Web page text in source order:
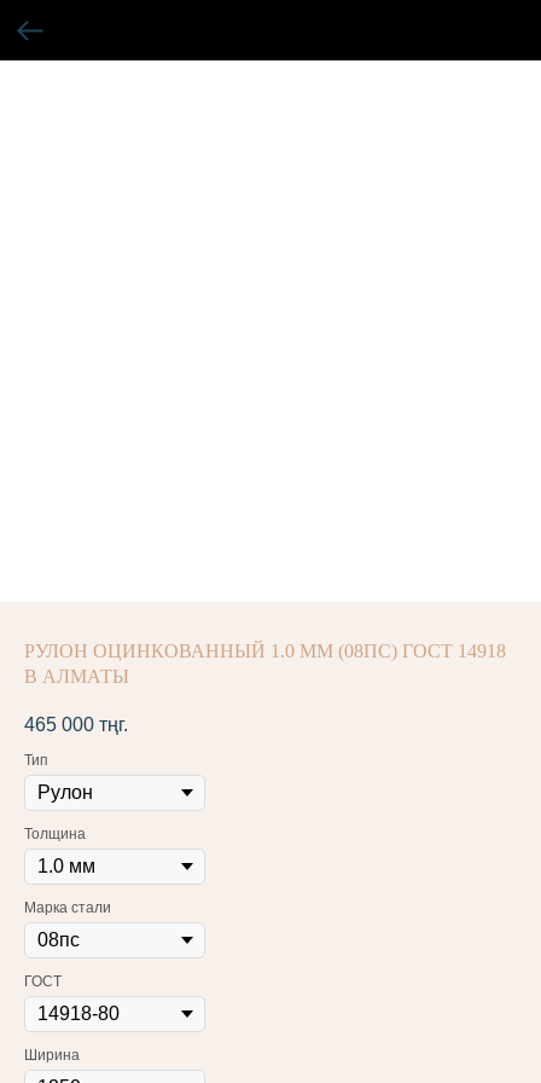
РУЛОН ОЦИНКОВАННЫЙ 1.0 ММ (08ПС) ГОСТ 14918
В АЛМАТЫ
465 000 тңг.
Тип
Толщина
Марка стали
ГОСТ
Ширина